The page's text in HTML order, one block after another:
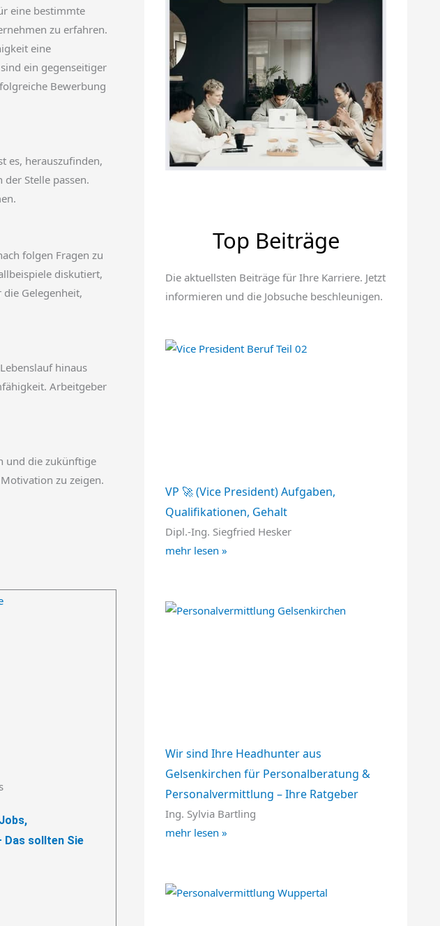
eine bestimmte
zu erfahren.
eine
ein gegenseitiger
Bewerbung
es, herauszufinden,
Stelle passen.
folgen Fragen zu
diskutiert,
Gelegenheit,
hinaus
Arbeitgeber
und die zukünftige
zu zeigen.
Das sollten Sie
Top Beiträge
Die aktuellsten Beiträge für Ihre Karriere. Jetzt
informieren und die Jobsuche beschleunigen.
VP 🚀 (Vice President) Aufgaben,
Qualifikationen, Gehalt
Dipl.-Ing. Siegfried Hesker
mehr lesen »
Wir sind Ihre Headhunter aus
Gelsenkirchen für Personalberatung &
Personalvermittlung – Ihre Ratgeber
Ing. Sylvia Bartling
mehr lesen »